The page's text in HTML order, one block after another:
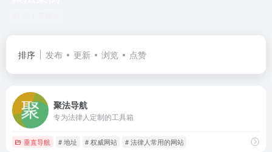
排序 发布 更新 浏览 点赞
聚法导航
专为法律人定制的工具箱
垂直导航 # 地址 # 权威网站 # 法律人常用的网站